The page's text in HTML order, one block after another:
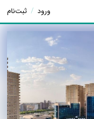
ورود / ثبت‌نام